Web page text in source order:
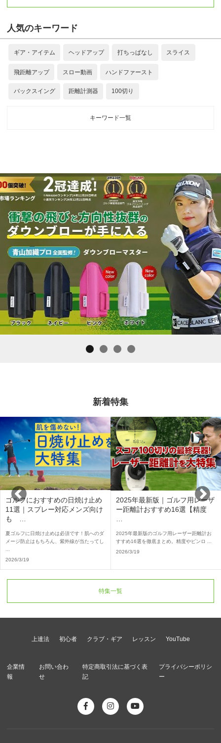
人気のキーワード
ギア・アイテム ヘッドアップ 打ちっぱなし スライス
飛距離アップ スロー動画 ハンドファースト
バックスイング 距離計測器 100切り
キーワード一覧
新着特集
ゴルフにおすすめの日焼け止め
11選｜スプレー対応メンズ向け
も …
夏ゴルフに日焼け止めは必須です！肌へのダ
メージ防止はもちろん、紫外線が当たってし
2026/3/19
2025年最新版｜ゴルフ用レーザ
ー距離計おすすめ16選【精度
…
2025年最新版のゴルフ用レーザー距離計お
すすめ16選を徹底まとめ。精度やピンロ ...
2026/3/19
特集一覧
上達法 初心者 クラブ・ギア レッスン YouTube
企業情
報
お問い合わ
せ
特定商取引法に基づく表
記
プライバシーポリシ
ー